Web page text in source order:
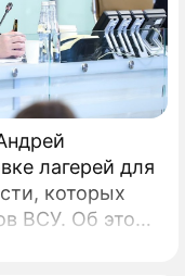
лагерей для
которых
ВСУ. Об этом